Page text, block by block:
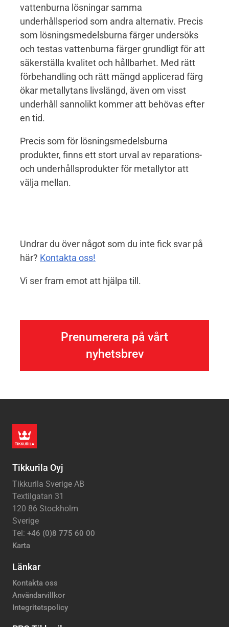
vattenburna lösningar samma
underhållsperiod som andra alternativ. Precis
som lösningsmedelsburna färger undersöks
och testas vattenburna färger grundligt för att
säkerställa kvalitet och hållbarhet. Med rätt
förbehandling och rätt mängd applicerad färg
ökar metallytans livslängd, även om visst
underhåll sannolikt kommer att behövas efter
en tid.
Precis som för lösningsmedelsburna
produkter, finns ett stort urval av reparations-
och underhållsprodukter för metallytor att
välja mellan.
Undrar du över något som du inte fick svar på
här? Kontakta oss!
Vi ser fram emot att hjälpa till.
Prenumerera på vårt
nyhetsbrev
Tikkurila Oyj
Tikkurila Sverige AB
Textilgatan 31
120 86 Stockholm
Sverige
Tel: +46 (0)8 775 60 00
Karta
Länkar
Kontakta oss
Användarvillkor
Integritetspolicy